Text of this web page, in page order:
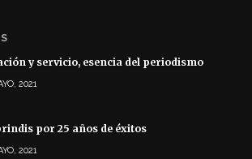
y servicio, esencia del periodismo
2021
por 25 años de éxitos
2021